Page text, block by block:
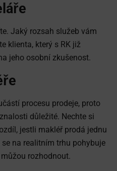
Jaký rozsah služeb vám
klienta, který s RK již
jeho osobní zkušenost.
procesu prodeje, proto
důležité. Nechte si
jestli makléř prodá jednu
na realitním trhu pohybuje
rozhodnout.